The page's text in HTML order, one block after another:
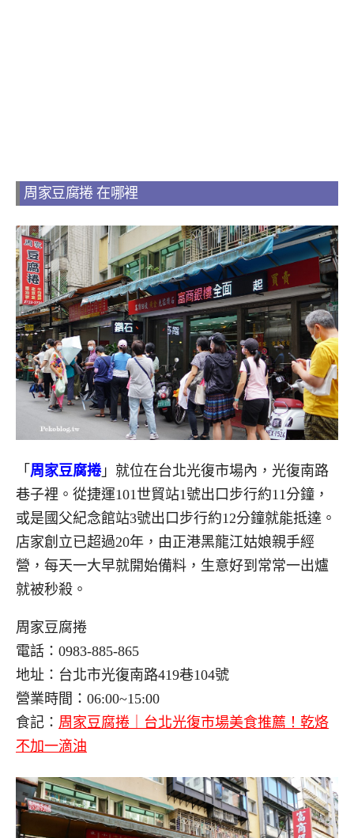
周家豆腐捲 在哪裡
「 周家豆腐捲」就位在台北光復市場內，光復南路
巷子裡。從捷運101世貿站1號出口步行約11分鐘，
或是國父紀念館站3號出口步行約12分鐘就能抵達。
店家創立已超過20年，由正港黑龍江姑娘親手經
營，每天一大早就開始備料，生意好到常常一出爐
就被秒殺。
周家豆腐捲
電話：0983-885-865
地址：台北市光復南路419巷104號
營業時間：06:00~15:00
食記： 周家豆腐捲｜台北光復市場美食推薦！乾烙
不加一滴油